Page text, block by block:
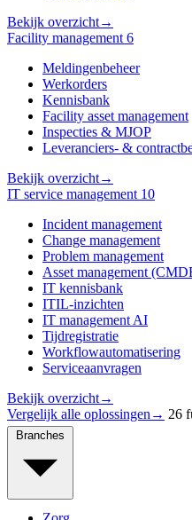
Bekijk overzicht→
Facility management 6
Meldingenbeheer
Werkorders
Kennisbank
Facility asset management
Inspecties & MJOP
Leveranciers- &
Bekijk overzicht→
IT service management 10
Incident management
Change management
Problem management
Asset management
IT kennisbank
ITIL-inzichten
IT management AI
Tijdregistratie
Workflowautomatisering
Serviceaanvragen
Bekijk overzicht→
Vergelijk alle oplossingen → 26